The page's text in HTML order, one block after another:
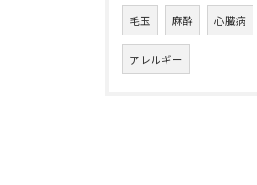
毛玉 麻酔 心臓病
アレルギー